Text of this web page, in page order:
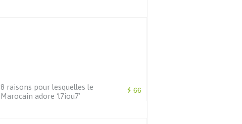
66
8 raisons pour lesquelles le
Marocain adore ‘l7iou7’